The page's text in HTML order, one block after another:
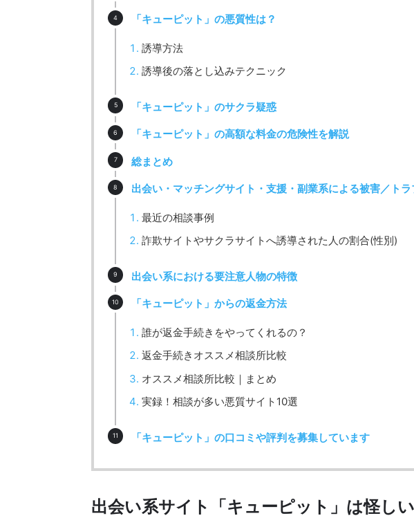
「キューピット」の悪質性は？
誘導方法
誘導後の落とし込みテクニック
「キューピット」のサクラ疑惑
「キューピット」の高額な料金の危険性を解説
総まとめ
出会い・マッチングサイト・支援・副業系による被害／トラ
最近の相談事例
詐欺サイトやサクラサイトへ誘導された人の割合(性別)
出会い系における要注意人物の特徴
「キューピット」からの返金方法
誰が返金手続きをやってくれるの？
返金手続きオススメ相談所比較
オススメ相談所比較｜まとめ
実録！相談が多い悪質サイト10選
「キューピット」の口コミや評判を募集しています
出会い系サイト「キューピット」は怪し